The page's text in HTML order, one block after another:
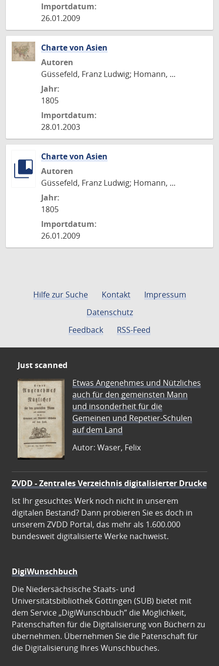
Importdatum:
26.01.2009
Charte von Asien
Autoren
Güssefeld, Franz Ludwig; Homann, ...
Jahr:
1805
Importdatum:
28.01.2003
Charte von Asien
Autoren
Güssefeld, Franz Ludwig; Homann, ...
Jahr:
1805
Importdatum:
26.01.2009
Hilfe zur Suche Kontakt
Impressum
Datenschutz
Feedback
RSS-Feed
Just scanned
Etwas Angenehmes und Nützliches
auch für den gemeinsten Mann
und insonderheit für die
Gemeinen und Repetier-Schulen
auf dem Land
Autor: Waser, Felix
ZVDD - Zentrales Verzeichnis digitalisierter Drucke
Ist Ihr gesuchtes Werk noch nicht in unserem
digitalen Bestand? Dann probieren Sie es doch in
unserem ZVDD Portal, das mehr als 1.600.000
bundesweit digitalisierte Werke nachweist.
DigiWunschbuch
Die Niedersächsische Staats- und
Universitätsbibliothek Göttingen (SUB) bietet mit
dem Service „DigiWunschbuch” die Möglichkeit,
Patenschaften für die Digitalisierung von Büchern zu
übernehmen. Übernehmen Sie die Patenschaft für
die Digitalisierung Ihres Wunschbuches.